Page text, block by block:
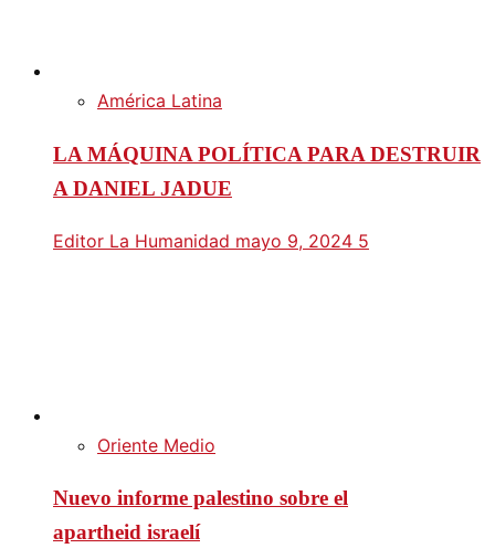
América Latina
LA MÁQUINA POLÍTICA PARA DESTRUIR
A DANIEL JADUE
Editor La Humanidad mayo 9, 2024 5
Oriente Medio
Nuevo informe palestino sobre el
apartheid israelí